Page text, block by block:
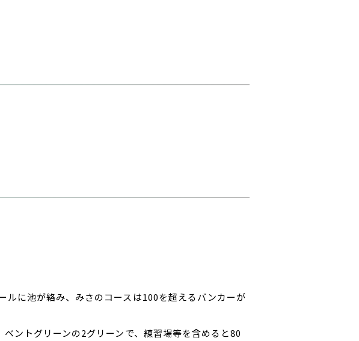
ルに池が絡み、みさのコースは100を超えるバンカーが
ントグリーンの2グリーンで、練習場等を含めると80